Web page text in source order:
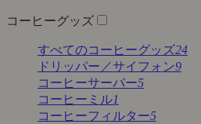
コーヒーグッズ
すべてのコーヒーグッズ24
ドリッパー／サイフォン9
コーヒーサーバー5
コーヒーミル1
コーヒーフィルター5